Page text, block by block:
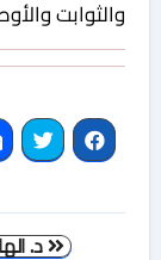
والثوابت
تصفّحد.